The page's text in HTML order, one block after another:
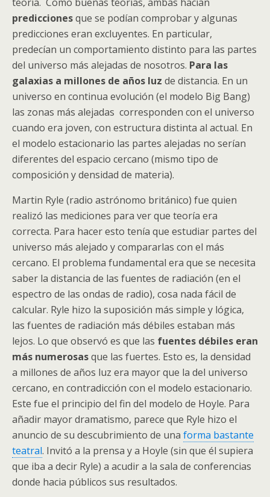
prediccionesque se podían comprobar y algunas
predicciones eran excluyentes. En particular,
predecían un comportamiento distinto para las partes
del universo más alejadas de nosotros. Para las
galaxias a millones de años luz de distancia. En un
universo en continua evolución (el modelo Big Bang)
las zonas más alejadas corresponden con el universo
cuando era joven, con estructura distinta al actual. En
el modelo estacionario las partes alejadas no serían
diferentes del espacio cercano (mismo tipo de
composición y densidad de materia).
Martin Ryle (radio astrónomo británico) fue quien
realizó las mediciones para ver que teoría era
correcta. Para hacer esto tenía que estudiar partes del
universo más alejado y compararlas con el más
cercano. El problema fundamental era que se necesita
saber la distancia de las fuentes de radiación (en el
espectro de las ondas de radio), cosa nada fácil de
calcular. Ryle hizo la suposición más simple y lógica,
las fuentes de radiación más débiles estaban más
lejos. Lo que observó es que las fuentes débiles eran
más numerosasque las fuertes. Esto es, la densidad
a millones de años luz era mayor que la del universo
cercano, en contradicción con el modelo estacionario.
Este fue el principio del fin del modelo de Hoyle. Para
añadir mayor dramatismo, parece que Ryle hizo el
anuncio de su descubrimiento de una forma bastante
teatral. Invitó a la prensa y a Hoyle (sin que él supiera
que iba a decir Ryle) a acudir a la sala de conferencias
donde hacia públicos sus resultados.